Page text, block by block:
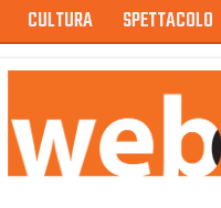
CULTURA SPETTACOLO